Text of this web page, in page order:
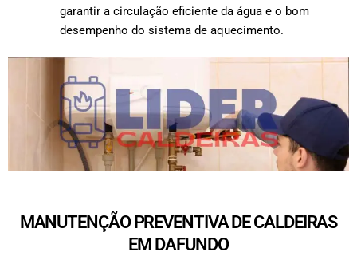
garantir a circulação eficiente da água e o bom
desempenho do sistema de aquecimento.
MANUTENÇÃO PREVENTIVA DE CALDEIRAS
EM DAFUNDO